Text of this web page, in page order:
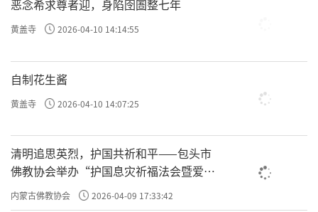
恶念希求尊者迎，身陷囹圄整七年
黄盖寺 2026-04-10 14:14:55
自制花生酱
黄盖寺 2026-04-10 14:07:25
清明追思英烈，护国共祈和平——包头市
佛教协会举办“护国息灾祈福法会暨爱国
主义电影观影活动”
内蒙古佛教协会 2026-04-09 17:33:42